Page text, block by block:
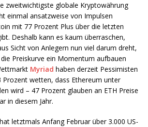
zweitwichtigste globale Kryptowährung
einmal ansatzweise von Impulsen
mit 77 Prozent Plus über die letzten
Deshalb kann es kaum überraschen,
Sicht von Anlegern nun viel darum dreht,
Preiskurve ein Momentum aufbauen
Myriad haben derzeit Pessimisten
Prozent wetten, dass Ethereum unter
wird – 47 Prozent glauben an ETH Preise
in diesem Jahr.
letztmals Anfang Februar über 3.000 US-